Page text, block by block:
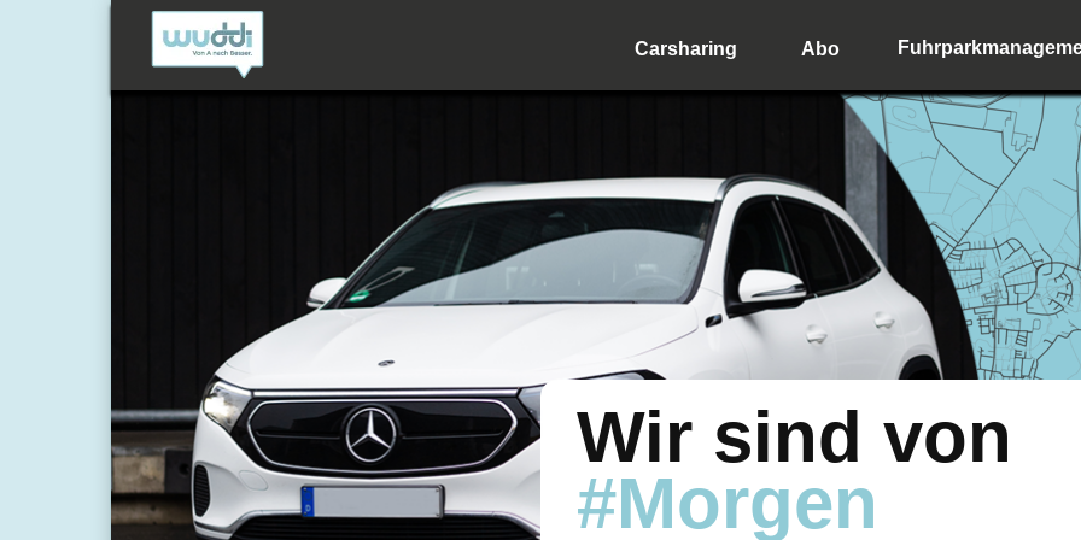
Wir sind von
#Morgen
Carsharing Abo